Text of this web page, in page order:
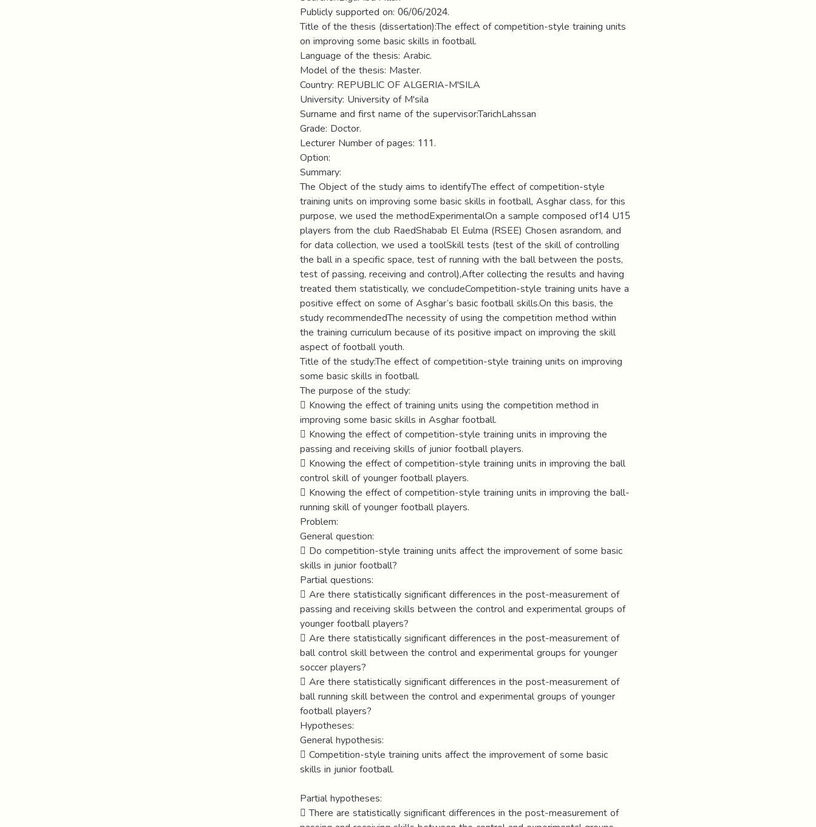
Publicly supported on: 06/06/2024.
Title of the thesis (dissertation):The effect of competition-style training units
on improving some basic skills in football.
Language of the thesis: Arabic.
Model of the thesis: Master.
Country: REPUBLIC OF ALGERIA-M'SILA
University: University of M'sila
Surname and first name of the supervisor:TarichLahssan
Grade: Doctor.
Lecturer Number of pages: 111.
Option:
Summary:
The Object of the study aims to identifyThe effect of competition-style
training units on improving some basic skills in football, Asghar class, for this
purpose, we used the methodExperimentalOn a sample composed of14 U15
players from the club RaedShabab El Eulma (RSEE) Chosen asrandom, and
for data collection, we used a toolSkill tests (test of the skill of controlling
the ball in a specific space, test of running with the ball between the posts,
test of passing, receiving and control),After collecting the results and having
treated them statistically, we concludeCompetition-style training units have a
positive effect on some of Asghar’s basic football skills.On this basis, the
study recommendedThe necessity of using the competition method within
the training curriculum because of its positive impact on improving the skill
aspect of football youth.
Title of the study:The effect of competition-style training units on improving
some basic skills in football.
The purpose of the study:
 Knowing the effect of training units using the competition method in
improving some basic skills in Asghar football.
 Knowing the effect of competition-style training units in improving the
passing and receiving skills of junior football players.
 Knowing the effect of competition-style training units in improving the ball
control skill of younger football players.
 Knowing the effect of competition-style training units in improving the ball-
running skill of younger football players.
Problem:
General question:
 Do competition-style training units affect the improvement of some basic
skills in junior football?
Partial questions:
 Are there statistically significant differences in the post-measurement of
passing and receiving skills between the control and experimental groups of
younger football players?
 Are there statistically significant differences in the post-measurement of
ball control skill between the control and experimental groups for younger
soccer players?
 Are there statistically significant differences in the post-measurement of
ball running skill between the control and experimental groups of younger
football players?
Hypotheses:
General hypothesis:
 Competition-style training units affect the improvement of some basic
skills in junior football.
Partial hypotheses:
 There are statistically significant differences in the post-measurement of